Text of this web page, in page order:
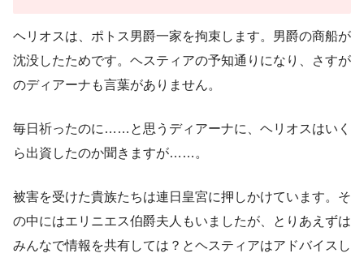
ヘリオスは、ポトス男爵一家を拘束します。男爵の商船が
沈没したためです。ヘスティアの予知通りになり、さすが
のディアーナも言葉がありません。
毎日祈ったのに……と思うディアーナに、ヘリオスはいく
ら出資したのか聞きますが……。
被害を受けた貴族たちは連日皇宮に押しかけています。そ
の中にはエリニエス伯爵夫人もいましたが、とりあえずは
みんなで情報を共有しては？とヘスティアはアドバイスし